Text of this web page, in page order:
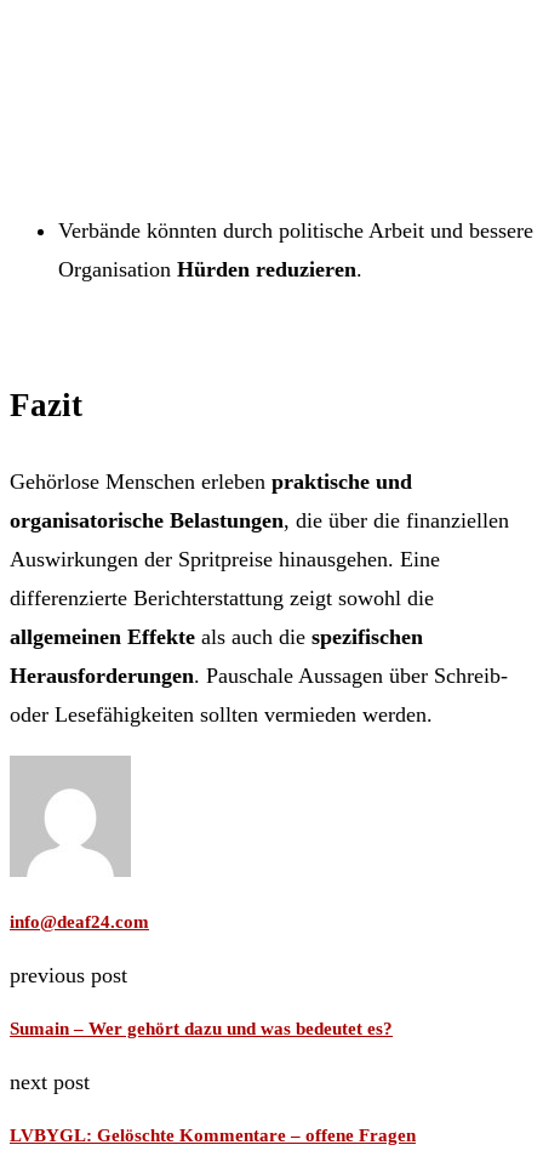
Verbände könnten durch politische Arbeit und bessere
Organisation Hürden reduzieren.
Fazit
Gehörlose Menschen erleben praktische und
organisatorische Belastungen, die über die finanziellen
Auswirkungen der Spritpreise hinausgehen. Eine
differenzierte Berichterstattung zeigt sowohl die
allgemeinen Effekte als auch die spezifischen
Herausforderungen. Pauschale Aussagen über Schreib-
oder Lesefähigkeiten sollten vermieden werden.
info@deaf24.com
previous post
Sumain – Wer gehört dazu und was bedeutet es?
next post
LVBYGL: Gelöschte Kommentare – offene Fragen